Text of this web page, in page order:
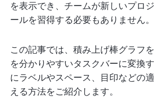
を表示でき、チームが新しいプロ
ールを習得する必要もありません。
この記事では、積み上げ棒グラフ
を分かりやすいタスクバーに変換
にラベルやスペース、目印などの
える方法をご紹介します。